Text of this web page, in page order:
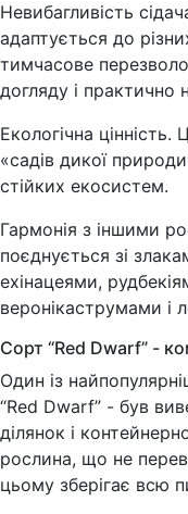
Невибагливість
адаптується до
тимчасове
догляду і практично
Екологічна
«садів дикої
стійких екосистем.
Гармонія з іншими
поєднується зі
ехінацеями,
веронікаструмами і
Сорт “Red Dwarf” -
Один із
“Red Dwarf” - був
ділянок і
рослина, що не
цьому зберігає всю